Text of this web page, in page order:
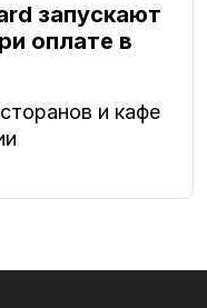
запускают
оплате в
и кафе